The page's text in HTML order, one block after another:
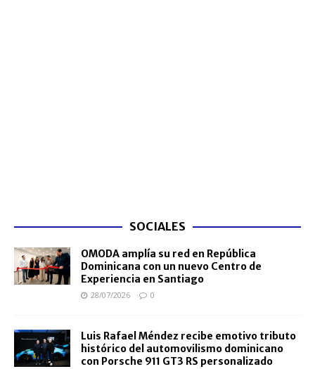
SOCIALES
OMODA amplía su red en República
Dominicana con un nuevo Centro de
Experiencia en Santiago
28/07/2026 0
Luis Rafael Méndez recibe emotivo tributo
histórico del automovilismo dominicano
con Porsche 911 GT3 RS personalizado